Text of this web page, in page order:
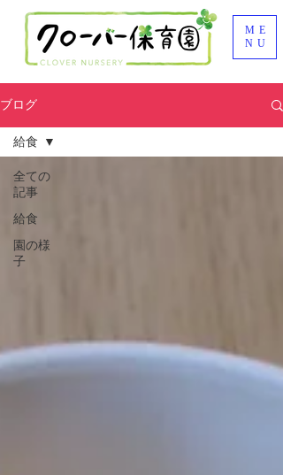
ME
NU
ブログ
全ての
記事
給食
園の様
子
給食